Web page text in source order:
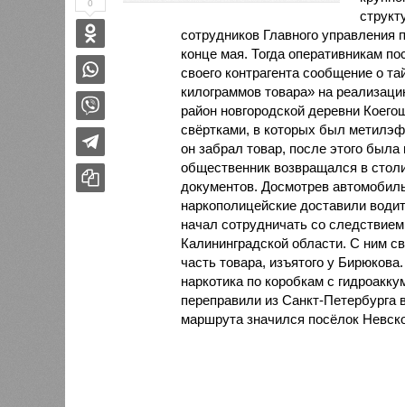
сотрудников Главного
конце мая. Тогда оперативникам
своего контрагента сообщение о
килограммов товара» на
район новгородской деревни
свёртками, в которых был
он забрал товар, после этого
общественник возвращался в
документов. Досмотрев
наркополицейские доставили
начал сотрудничать со
Калининградской области. С ним
часть товара, изъятого у
наркотика по коробкам с
переправили из Санкт-
маршрута значился посёлок
0